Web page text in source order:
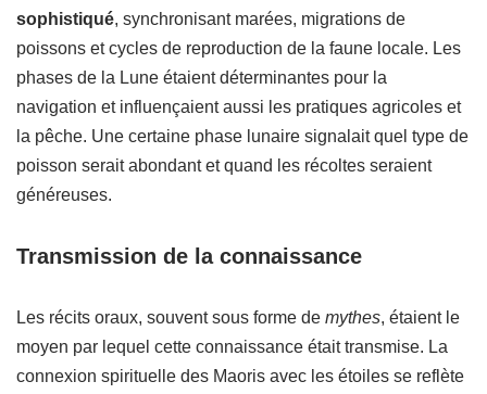
sophistiqué, synchronisant marées, migrations de
poissons et cycles de reproduction de la faune locale. Les
phases de la Lune étaient déterminantes pour la
navigation et influençaient aussi les pratiques agricoles et
la pêche. Une certaine phase lunaire signalait quel type de
poisson serait abondant et quand les récoltes seraient
généreuses.
Transmission de la connaissance
Les récits oraux, souvent sous forme de mythes, étaient le
moyen par lequel cette connaissance était transmise. La
connexion spirituelle des Maoris avec les étoiles se reflète